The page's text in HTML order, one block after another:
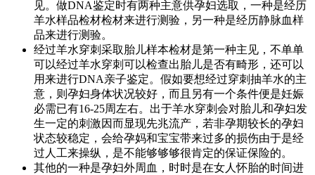
见。做DNA鉴定时有两种主意供孕妇选取，一种是经历
羊水样品检材检材来进行测验，另一种是经历静脉血样
品来进行测验。
经过羊水穿刺采取胎儿样本检材是第一种主见，不单单
可以经过羊水穿刺可以检查出胎儿是否有畸形，还可以
用来进行DNA亲子鉴定。假如要想经过穿刺抽羊水的主
意，则孕妇身体状况较好，而且另有一个条件便是妊娠
必需已有16-25周左右。出于羊水穿刺会对胎儿和孕妇发
生一定的刺激因而显现先兆流产，若非孕期较长的孕妇
状态较稳定，会给孕妈和宝宝带来过多的损伤由于是经
过人工来操纵，是不能够够够很肯定的保证保险的。
其他的一种是孕妇外周血，时时是在女人怀胎的时间进